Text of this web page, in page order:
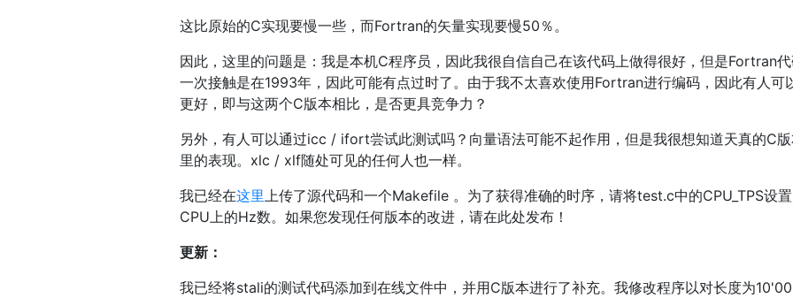
这比原始的C实现要慢一些，而Fortran的矢量实现要慢50％。
因此，这里的问题是：我是本机C程序员，因此我很自信自己在该代码上做得很好，但是Fortran
一次接触是在1993年，因此可能有点过时了。由于我不太喜欢使用Fortran进行编码，因此有人可
更好，即与这两个C版本相比，是否更具竞争力？
另外，有人可以通过icc / ifort尝试此测试吗？向量语法可能不起作用，但是我很想知道天真的C
里的表现。xlc / xlf随处可见的任何人也一样。
我已经在这里 上传了源代码和一个Makefile 。为了获得准确的时序，请将test.c中的CPU_TPS设
CPU上的Hz数。如果您发现任何版本的改进，请在此处发布！
更新：
我已经将stali的测试代码添加到在线文件中，并用C版本进行了补充。我修改程序以对长度为